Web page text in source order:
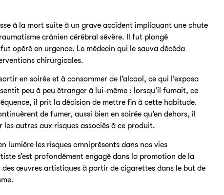
à la mort suite à un grave accident impliquant une chute
crânien cérébral sévère. Il fut plongé
opéré en urgence. Le médecin qui le sauva décéda
chirurgicales.
en soirée et à consommer de l’alcool, ce qui l’exposa
peu à peu étranger à lui-même : lorsqu’il fumait, ce
il prit la décision de mettre fin à cette habitude.
de fumer, aussi bien en soirée qu’en dehors, il
les autres aux risques associés à ce produit.
lumière les risques omniprésents dans nos vies
s’est profondément engagé dans la promotion de la
œuvres artistiques à partir de cigarettes dans le but de